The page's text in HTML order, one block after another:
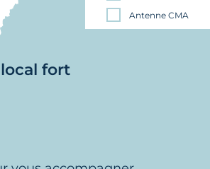
Antenne CMA
fort